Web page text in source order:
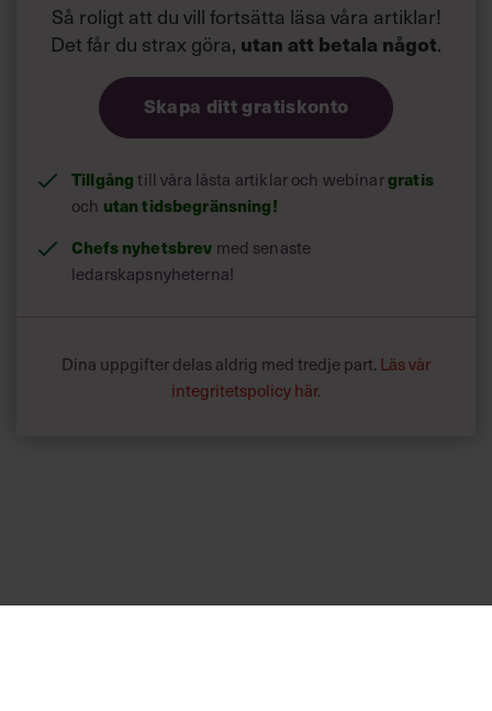
Så roligt att du vill fortsätta läsa våra artiklar!
Det får du strax göra, utan att betala något.
Skapa ditt gratiskonto
Tillgångtill våra låsta artiklar och webinargratis
och utan tidsbegränsning!
Chefs nyhetsbrev med senaste
ledarskapsnyheterna!
Dina uppgifter delas aldrig med tredje part. Läs vår
integritetspolicy här.